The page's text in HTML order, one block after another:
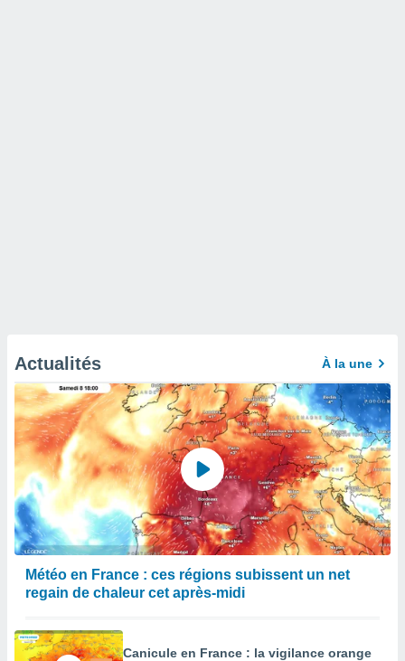
Actualités À la une
Météo en France : ces régions subissent un net
regain de chaleur cet après-midi
Canicule en France : la vigilance orange